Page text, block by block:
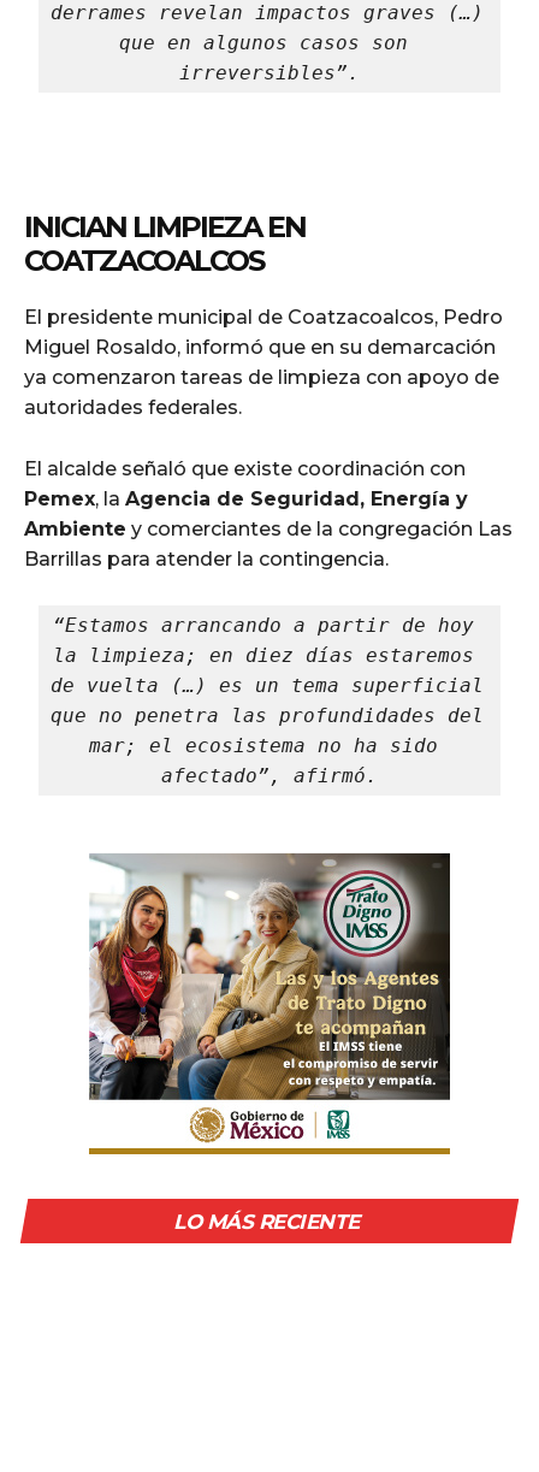
derrames revelan impactos graves (…)
que en algunos casos son
irreversibles”.
INICIAN LIMPIEZA EN
COATZACOALCOS
El presidente municipal de Coatzacoalcos, Pedro
Miguel Rosaldo, informó que en su demarcación
ya comenzaron tareas de limpieza con apoyo de
autoridades federales.
El alcalde señaló que existe coordinación con
Pemex, la Agencia de Seguridad, Energía y
Ambiente y comerciantes de la congregación Las
Barrillas para atender la contingencia.
“Estamos arrancando a partir de hoy
la limpieza; en diez días estaremos
de vuelta (…) es un tema superficial
que no penetra las profundidades del
mar; el ecosistema no ha sido
afectado”, afirmó.
LO MÁS RECIENTE